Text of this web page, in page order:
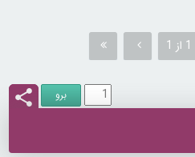
1 از 1